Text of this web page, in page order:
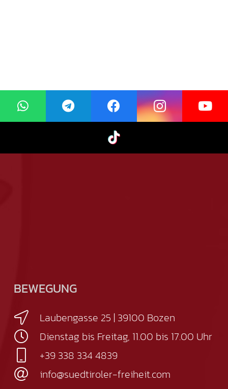
BEWEGUNG
Laubengasse 25 | 39100 Bozen
Dienstag bis Freitag, 11.00 bis 17.00 Uhr
+39 338 334 4839
info@suedtiroler-freiheit.com